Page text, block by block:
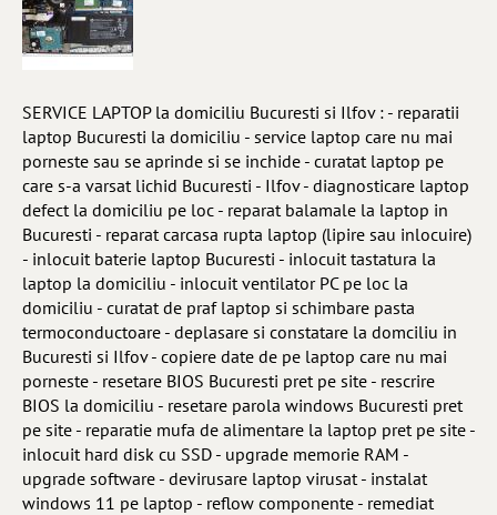
SERVICE LAPTOP la domiciliu Bucuresti si Ilfov : - reparatii
laptop Bucuresti la domiciliu - service laptop care nu mai
porneste sau se aprinde si se inchide - curatat laptop pe
care s-a varsat lichid Bucuresti - Ilfov - diagnosticare laptop
defect la domiciliu pe loc - reparat balamale la laptop in
Bucuresti - reparat carcasa rupta laptop (lipire sau inlocuire)
- inlocuit baterie laptop Bucuresti - inlocuit tastatura la
laptop la domiciliu - inlocuit ventilator PC pe loc la
domiciliu - curatat de praf laptop si schimbare pasta
termoconductoare - deplasare si constatare la domciliu in
Bucuresti si Ilfov - copiere date de pe laptop care nu mai
porneste - resetare BIOS Bucuresti pret pe site - rescrire
BIOS la domiciliu - resetare parola windows Bucuresti pret
pe site - reparatie mufa de alimentare la laptop pret pe site -
inlocuit hard disk cu SSD - upgrade memorie RAM -
upgrade software - devirusare laptop virusat - instalat
windows 11 pe laptop - reflow componente - remediat